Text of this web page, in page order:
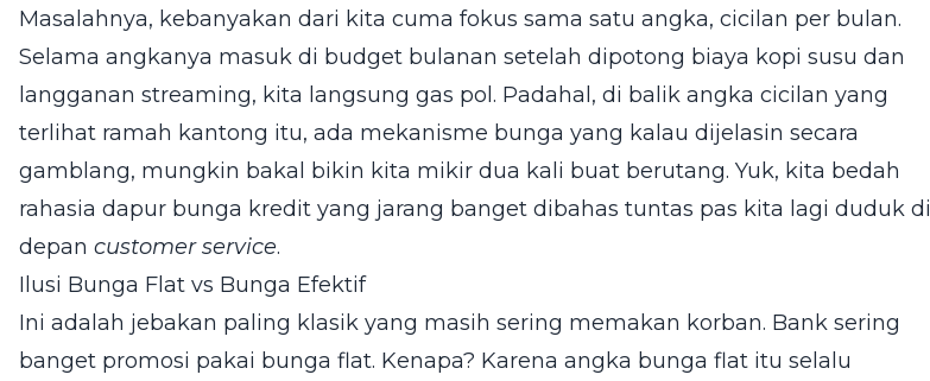
Masalahnya, kebanyakan dari kita cuma fokus sama satu angka, cicilan per bulan.
Selama angkanya masuk di budget bulanan setelah dipotong biaya kopi susu dan
langganan streaming, kita langsung gas pol. Padahal, di balik angka cicilan yang
terlihat ramah kantong itu, ada mekanisme bunga yang kalau dijelasin secara
gamblang, mungkin bakal bikin kita mikir dua kali buat berutang. Yuk, kita bedah
rahasia dapur bunga kredit yang jarang banget dibahas tuntas pas kita lagi duduk di
depan customer service.
Ilusi Bunga Flat vs Bunga Efektif
Ini adalah jebakan paling klasik yang masih sering memakan korban. Bank sering
banget promosi pakai bunga flat. Kenapa? Karena angka bunga flat itu selalu